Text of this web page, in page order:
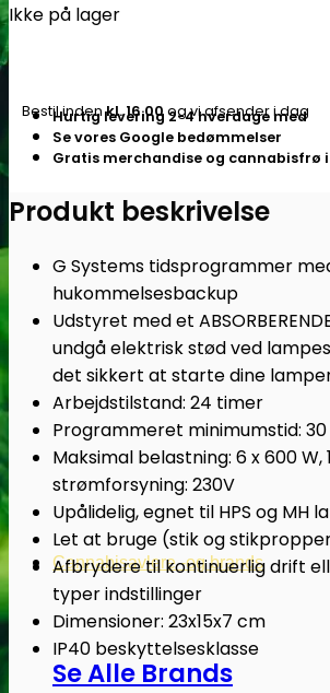
Cannabisavlere -og brands
Se Alle Brands
Ikke på lager
Bestil indenkl. 16.00og vi afsender i dag
Hurtig levering 2-4 hverdage med
Se vores Google bedømmelser
Gratis merchandise og cannabisfrø
Produkt beskrivelse
G Systems tidsprogrammer
hukommelsesbackup
Udstyret med et
undgå elektrisk stød ved
det sikkert at starte dine
Arbejdstilstand: 24 timer
Programmeret minimumstid:
Maksimal belastning: 6 x 600 W,
strømforsyning: 230V
Upålidelig, egnet til HPS og MH
Let at bruge (stik og
Afbrydere til kontinuerlig drift
typer indstillinger
Dimensioner: 23x15x7 cm
IP40 beskyttelsesklasse